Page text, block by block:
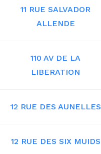
11 RUE SALVADOR
ALLENDE
110 AV DE LA
LIBERATION
12 RUE DES AUNELLES
12 RUE DES SIX MUIDS